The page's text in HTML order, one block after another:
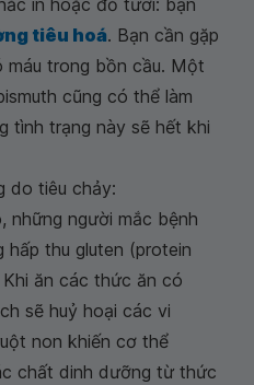
ín hoặc đỏ tươi: bạn
tiêu hoá. Bạn cần gặp
trong bồn cầu. Một
cũng có thể làm
tình trạng này sẽ hết khi
do tiêu chảy:
những người mắc bệnh
thu gluten (protein
Khi ăn các thức ăn có
sẽ huỷ hoại các vi
non khiến cơ thể
chất dinh dưỡng từ thức